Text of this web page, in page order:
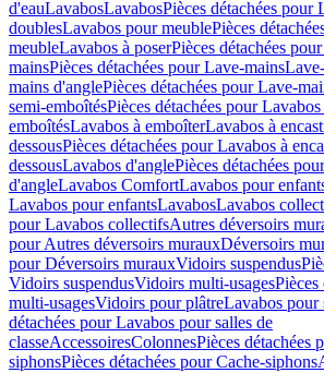
d'eauLavabosLavabosPièces détachées pour
doublesLavabos pour meublePièces
meubleLavabos à poserPièces détachées
mainsPièces détachées pour Lave-mains
mains d'anglePièces détachées pour Lave-
semi-emboîtésPièces détachées pour
emboîtésLavabos à emboîterLavabos à
dessousPièces détachées pour Lavabos à
dessousLavabos d'anglePièces détachées
d'angleLavabos ComfortLavabos pour
Lavabos pour enfantsLavabosLavabos
pour Lavabos collectifsAutres déversoirs
pour Autres déversoirs murauxDéversoirs
pour Déversoirs murauxVidoirs suspendus
Vidoirs suspendusVidoirs multi-usages
multi-usagesVidoirs pour plâtreLavabos pour
détachées pour Lavabos pour salles de
classeAccessoiresColonnesPièces détachées
siphonsPièces détachées pour Cache-siphons